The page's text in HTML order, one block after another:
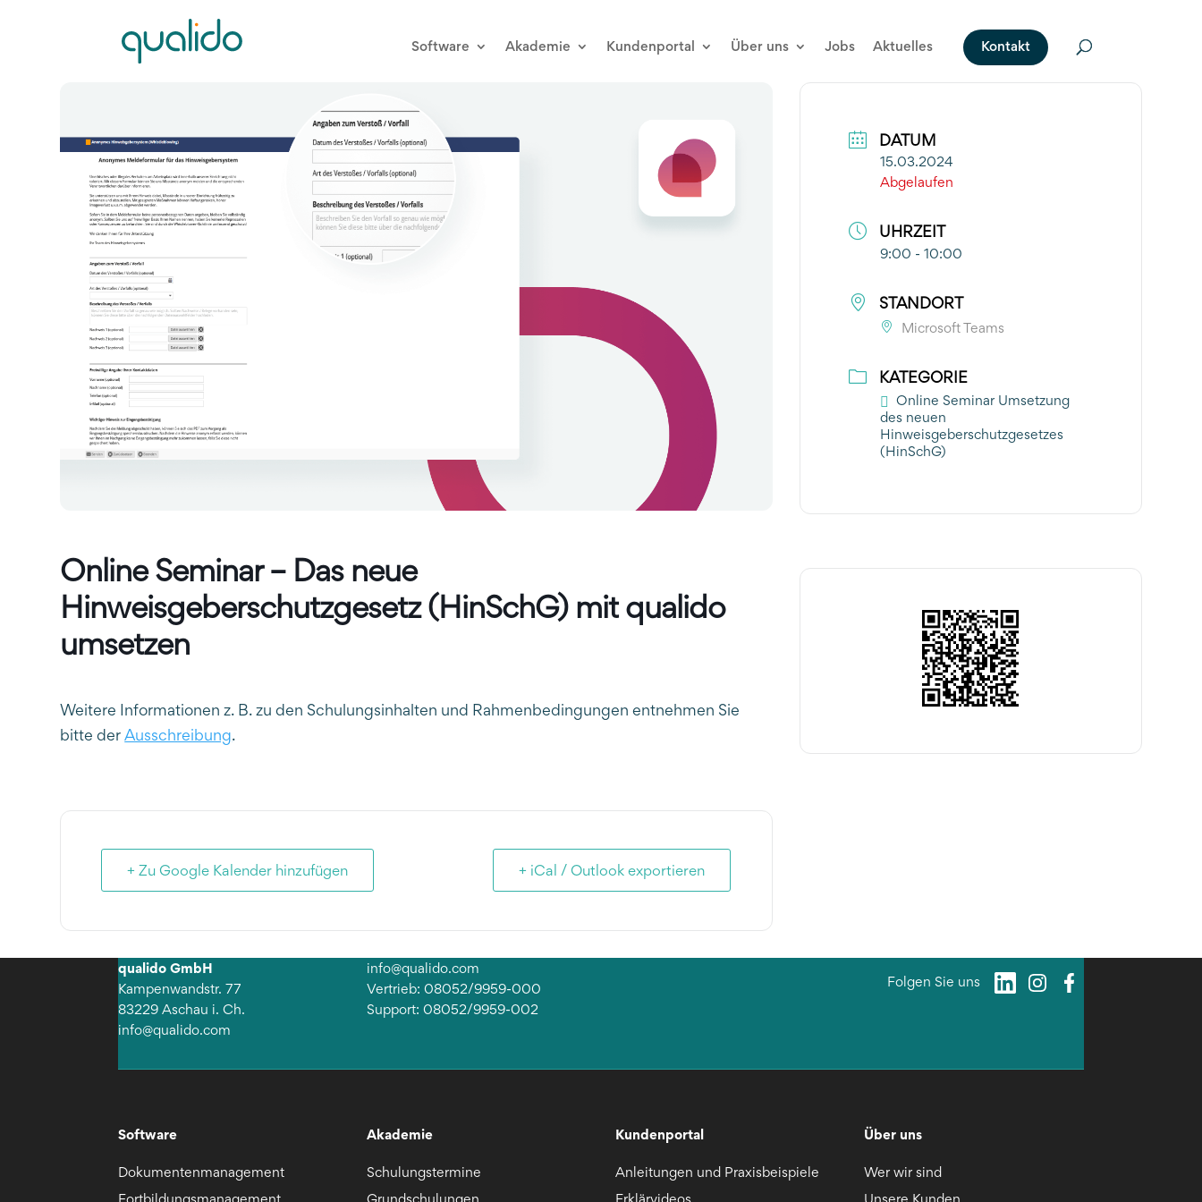
Software Akademie Kundenportal Über uns Jobs Aktuelles Kontakt
Online Seminar – Das neue
Hinweisgeberschutzgesetz (HinSchG) mit qualido
umsetzen
Weitere Informationen z. B. zu den Schulungsinhalten und Rahmenbedingungen entnehmen Sie
bitte derAusschreibung.
+ Zu Google Kalender hinzufügen + iCal / Outlook exportieren
DATUM
15.03.2024
Abgelaufen
UHRZEIT
9:00 - 10:00
STANDORT
Microsoft Teams
KATEGORIE
Online Seminar Umsetzung
des neuen
Hinweisgeberschutzgesetzes
(HinSchG)
qualido GmbH
Kampenwandstr. 77
83229 Aschau i. Ch.
info@qualido.com
info@qualido.com
Vertrieb: 08052/9959-000
Support: 08052/9959-002
Folgen Sie uns
Software
Dokumentenmanagement
Akademie
Schulungstermine
Kundenportal
Anleitungen und Praxisbeispiele
Über uns
Wer wir sind